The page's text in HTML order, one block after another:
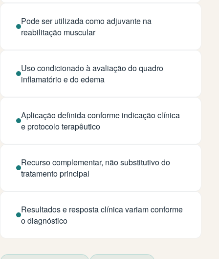
Pode ser utilizada como adjuvante na
reabilitação muscular
Uso condicionado à avaliação do quadro
inflamatório e do edema
Aplicação definida conforme indicação clínica
e protocolo terapêutico
Recurso complementar, não substitutivo do
tratamento principal
Resultados e resposta clínica variam conforme
o diagnóstico